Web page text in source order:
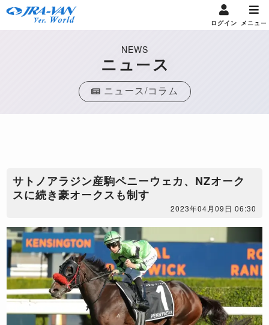
ログイン メニュー
NEWS
ニュース
ニュース/コラム
サトノアラジン産駒ペニーウェカ、NZオーク
スに続き豪オークスも制す
2023年04月09日 06:30